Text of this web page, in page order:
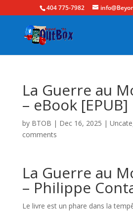
404 775-7982
La Guerre au
– eBook [EPUB]
by BTOB | Dec 16, 2025 |
comments
La Guerre au
– Philippe
Le livre est un phare dans la